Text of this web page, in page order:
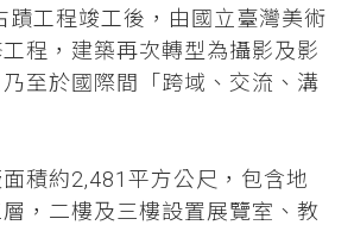
蹟工程竣工後，由國立臺灣美術
程，建築再次轉型為攝影及影
至於國際間「跨域、交流、溝
積約2,481平方公尺，包含地
，二樓及三樓設置展覽室、教